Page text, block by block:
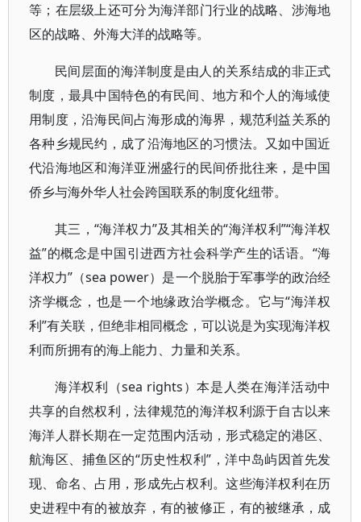
等；在层级上还可分为海洋部门行业的战略、涉海地
区的战略、外海大洋的战略等。
民间层面的海洋制度是由人的关系结成的非正式
制度，最具中国特色的有民间、地方和个人的海域使
用制度，沿海民间占海形成的海界，规范利益关系的
各种乡规民约，成了沿海地区的习惯法。又如中国近
代沿海地区和海洋亚洲盛行的民间侨批往来，是中国
侨乡与海外华人社会跨国联系的制度化纽带。
其三，“海洋权力”及其相关的“海洋权利”“海洋权
益”的概念是中国引进西方社会科学产生的话语。“海
洋权力”（sea power）是一个脱胎于军事学的政治经
济学概念，也是一个地缘政治学概念。它与“海洋权
利”有关联，但绝非相同概念，可以说是为实现海洋权
利而所拥有的海上能力、力量和关系。
海洋权利（sea rights）本是人类在海洋活动中
共享的自然权利，法律规范的海洋权利源于自古以来
海洋人群长期在一定范围内活动，形式稳定的港区、
航海区、捕鱼区的“历史性权利”，洋中岛屿因首先发
现、命名、占用，形成先占权利。这些海洋权利在历
史进程中有的被放弃，有的被修正，有的被继承，成